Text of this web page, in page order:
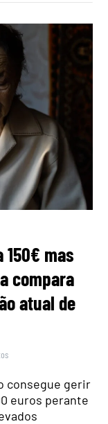
150€ mas
compara
atual de
consegue gerir
euros perante